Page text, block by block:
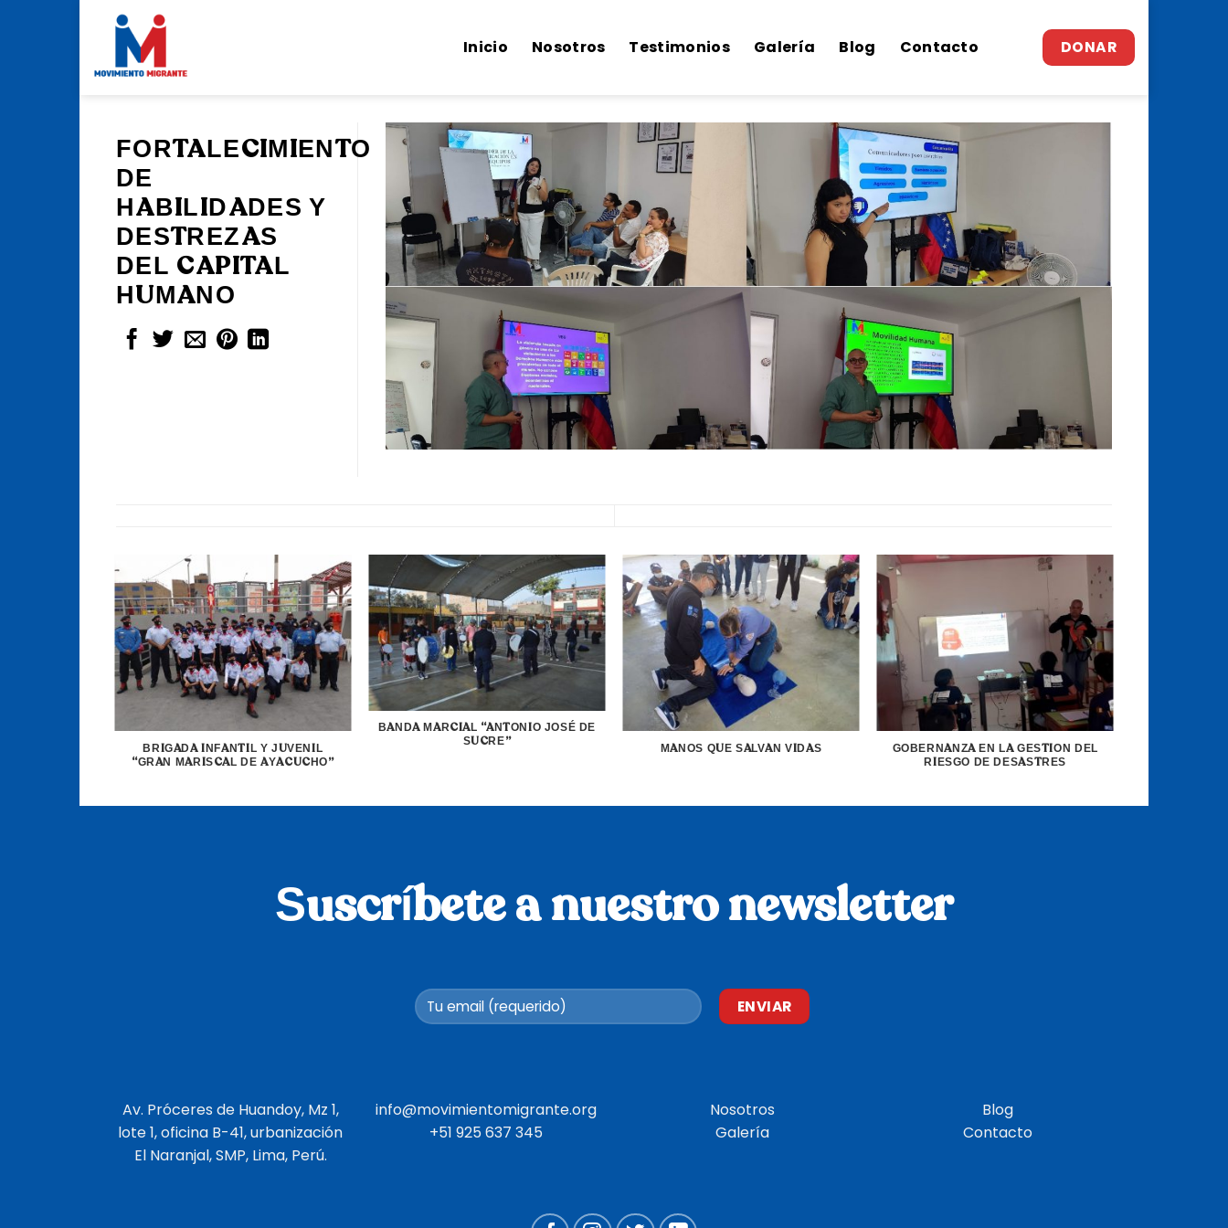
content
Inicio Nosotros Testimonios Galería Blog Contacto DONAR
FORTALECIMIENTO
DE
HABILIDADES Y
DESTREZAS
DEL CAPITAL
HUMANO
BRIGADA INFANTIL Y JUVENIL
“GRAN MARISCAL DE AYACUCHO”
BANDA MARCIAL “ANTONIO JOSÉ DE
SUCRE”
MANOS QUE SALVAN VIDAS
GOBERNANZA EN LA GESTION DEL
RIESGO DE DESASTRES
Suscríbete a nuestro newsletter
Av. Próceres de Huandoy, Mz 1,
lote 1, oficina B-41, urbanización
El Naranjal, SMP, Lima, Perú.
info@movimientomigrante.org
+51 925 637 345
Nosotros
Galería
Blog
Contacto